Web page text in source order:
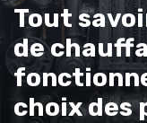
Tout
de
choix des